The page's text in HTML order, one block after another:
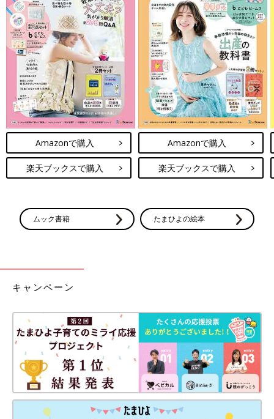
Amazonで購入
楽天ブックスで購入
Amazonで購入
楽天ブックスで購入
ムック書籍 たまひよの絵本
キャンペーン